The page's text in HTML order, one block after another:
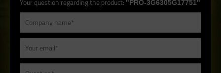
"PRO-3G6305G17751"